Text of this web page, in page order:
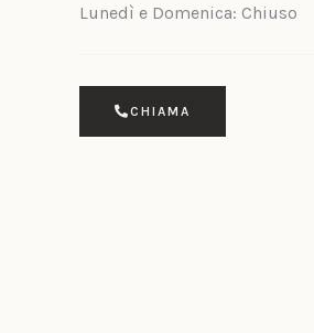
Lunedì e Domenica: Chiuso
CHIAMA